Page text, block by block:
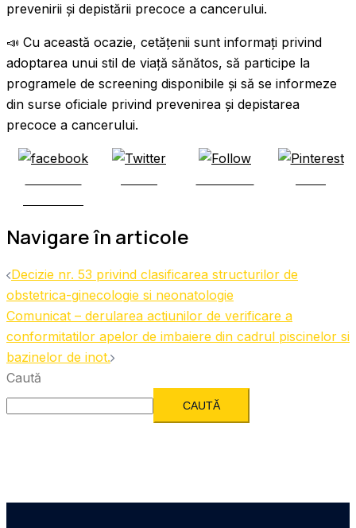
prevenirii și depistării precoce a cancerului.
📣 Cu această ocazie, cetățenii sunt informați privind
adoptarea unui stil de viață sănătos, să participe la
programele de screening disponibile și să se informeze
din surse oficiale privind prevenirea și depistarea
precoce a cancerului.
Navigare în articole
Decizie nr. 53 privind clasificarea structurilor de
obstetrica-ginecologie si neonatologie
Comunicat – derularea actiunilor de verificare a
conformitatilor apelor de imbaiere din cadrul piscinelor si
bazinelor de inot.
Caută
CAUTĂ